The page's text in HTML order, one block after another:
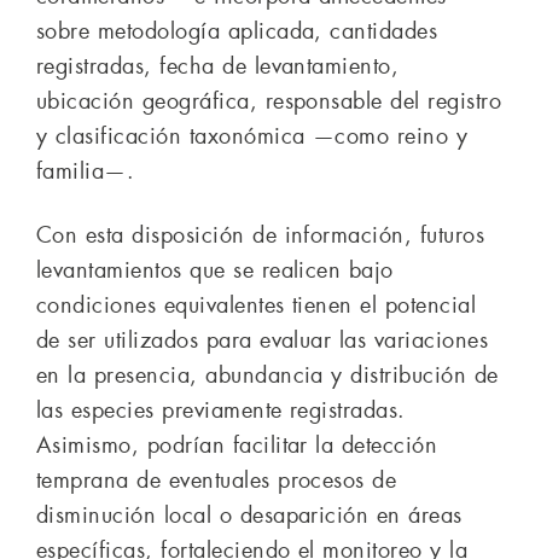
sobre metodología aplicada, cantidades
registradas, fecha de levantamiento,
ubicación geográfica, responsable del registro
y clasificación taxonómica —como reino y
familia—.
Con esta disposición de información, futuros
levantamientos que se realicen bajo
condiciones equivalentes tienen el potencial
de ser utilizados para evaluar las variaciones
en la presencia, abundancia y distribución de
las especies previamente registradas.
Asimismo, podrían facilitar la detección
temprana de eventuales procesos de
disminución local o desaparición en áreas
específicas, fortaleciendo el monitoreo y la